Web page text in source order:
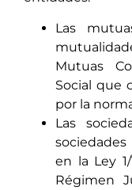
Las
Mutuas
Social que
por la
Las
en la Ley
Régimen